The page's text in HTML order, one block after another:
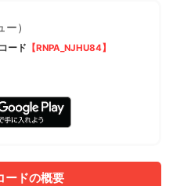
）
ード 【RNPA_NJHU84】
ードの概要